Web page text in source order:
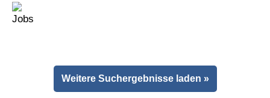
Weitere Suchergebnisse laden »